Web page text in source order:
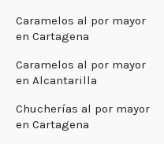
Caramelos al por mayor
en Cartagena
Caramelos al por mayor
en Alcantarilla
Chucherías al por mayor
en Cartagena